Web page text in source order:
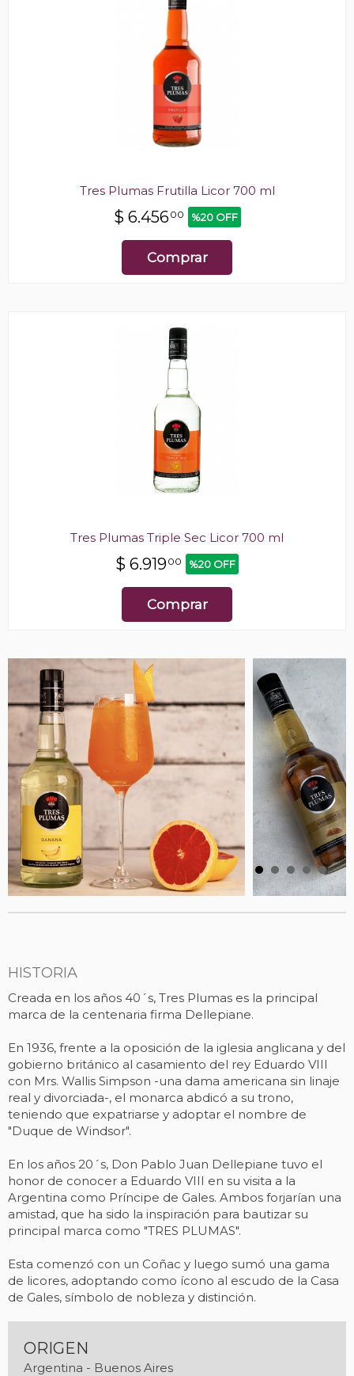
Tres Plumas Frutilla Licor 700 ml
$ 6.45600 %20 OFF
Comprar
Tres Plumas Triple Sec Licor 700 ml
$ 6.91900 %20 OFF
Comprar
HISTORIA
Creada en los años 40´s, Tres Plumas es la principal
marca de la centenaria firma Dellepiane.
En 1936, frente a la oposición de la iglesia anglicana y del
gobierno británico al casamiento del rey Eduardo VIII
con Mrs. Wallis Simpson -una dama americana sin linaje
real y divorciada-, el monarca abdicó a su trono,
teniendo que expatriarse y adoptar el nombre de
"Duque de Windsor".
En los años 20´s, Don Pablo Juan Dellepiane tuvo el
honor de conocer a Eduardo VIII en su visita a la
Argentina como Príncipe de Gales. Ambos forjarían una
amistad, que ha sido la inspiración para bautizar su
principal marca como "TRES PLUMAS".
Esta comenzó con un Coñac y luego sumó una gama
de licores, adoptando como ícono al escudo de la Casa
de Gales, símbolo de nobleza y distinción.
ORIGEN
Argentina - Buenos Aires